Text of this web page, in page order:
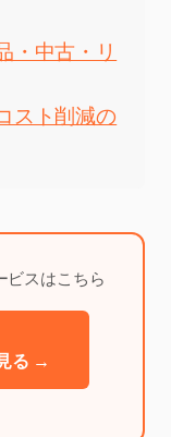
・中古・リ
スト削減の
ビスはこちら
る →